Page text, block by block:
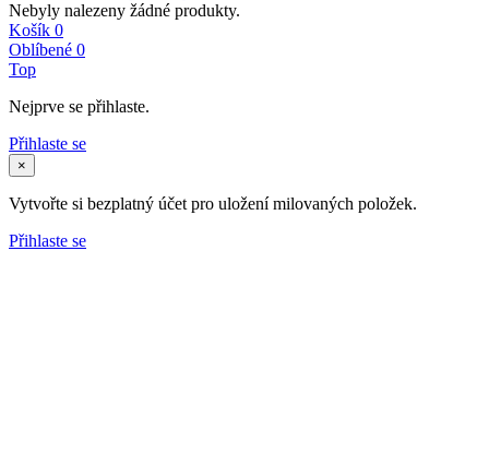
Nebyly nalezeny žádné produkty.
Košík 0
Oblíbené 0
Top
Nejprve se přihlaste.
Přihlaste se
×
Vytvořte si bezplatný účet pro uložení milovaných položek.
Přihlaste se